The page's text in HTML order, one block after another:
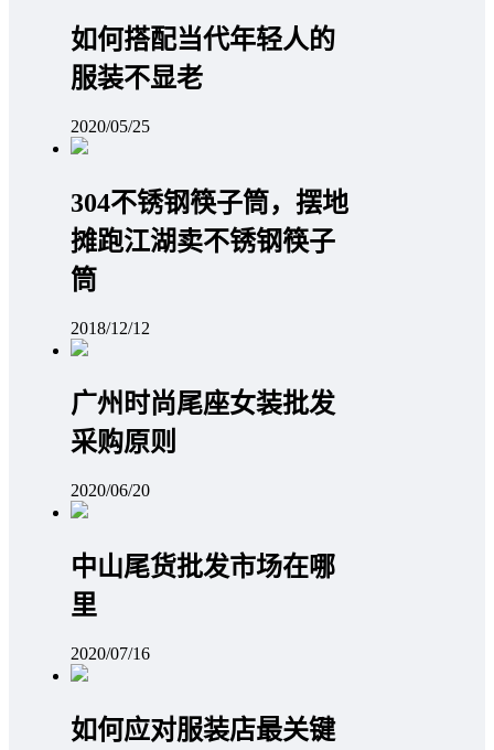
如何搭配当代年轻人的
服装不显老
2020/05/25
304不锈钢筷子筒，摆地
摊跑江湖卖不锈钢筷子
筒
2018/12/12
广州时尚尾座女装批发
采购原则
2020/06/20
中山尾货批发市场在哪
里
2020/07/16
如何应对服装店最关键